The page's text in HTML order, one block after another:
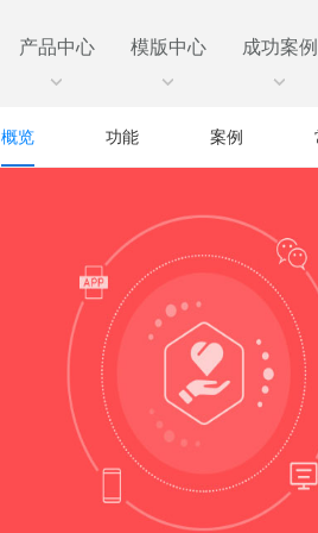
产品中心 模版中心 成功案例
概览 功能 案例